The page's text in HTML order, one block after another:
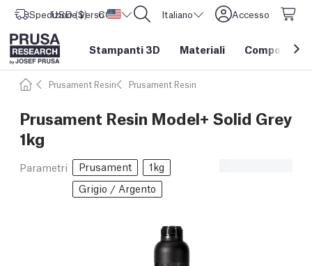
Spedizione verso Stati Uniti d'America
USD ($) CORE One L: Ora disponibile! Italiano Accesso
Stampanti 3D Materiali Componenti
Prusament Resin Prusament Resin
Prusament Resin Model+ Solid Grey
1kg
Parametri Prusament
1kg
Grigio / Argento